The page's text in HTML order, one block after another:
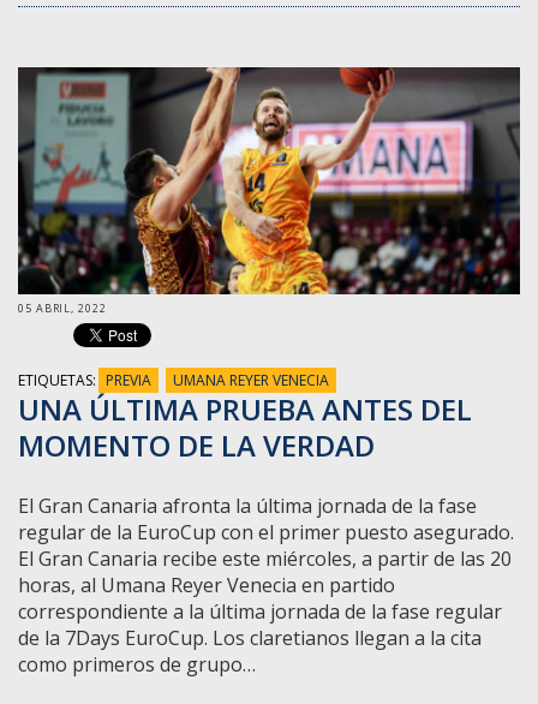
05 ABRIL, 2022
ETIQUETAS: PREVIA UMANA REYER VENECIA
UNA ÚLTIMA PRUEBA ANTES DEL
MOMENTO DE LA VERDAD
El Gran Canaria afronta la última jornada de la fase
regular de la EuroCup con el primer puesto asegurado.
El Gran Canaria recibe este miércoles, a partir de las 20
horas, al Umana Reyer Venecia en partido
correspondiente a la última jornada de la fase regular
de la 7Days EuroCup. Los claretianos llegan a la cita
como primeros de grupo…